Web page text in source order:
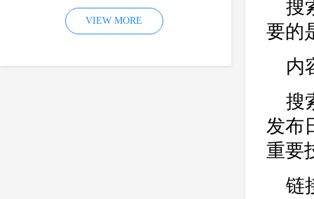
优化 网站降权
企业网站建设 效果 页面
VIEW MORE
搜
要的
内
搜
发布
重要
链